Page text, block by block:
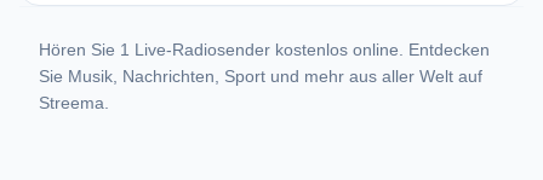
Hören Sie 1 Live-Radiosender kostenlos online. Entdecken
Sie Musik, Nachrichten, Sport und mehr aus aller Welt auf
Streema.